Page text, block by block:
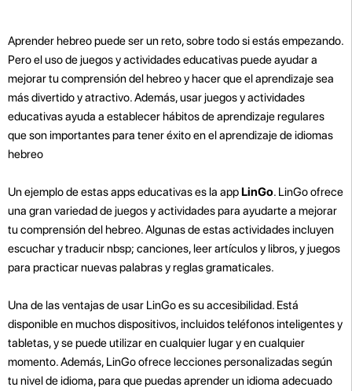
Aprender hebreo puede ser un reto, sobre todo si estás empezando.
Pero el uso de juegos y actividades educativas puede ayudar a
mejorar tu comprensión del hebreo y hacer que el aprendizaje sea
más divertido y atractivo. Además, usar juegos y actividades
educativas ayuda a establecer hábitos de aprendizaje regulares
que son importantes para tener éxito en el aprendizaje de idiomas
hebreo
Un ejemplo de estas apps educativas es la appLinGo. LinGo ofrece
una gran variedad de juegos y actividades para ayudarte a mejorar
tu comprensión del hebreo. Algunas de estas actividades incluyen
escuchar y traducir nbsp; canciones, leer artículos y libros, y juegos
para practicar nuevas palabras y reglas gramaticales.
Una de las ventajas de usar LinGo es su accesibilidad. Está
disponible en muchos dispositivos, incluidos teléfonos inteligentes y
tabletas, y se puede utilizar en cualquier lugar y en cualquier
momento. Además, LinGo ofrece lecciones personalizadas según
tu nivel de idioma, para que puedas aprender un idioma adecuado